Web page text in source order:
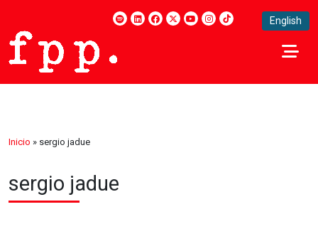
English
Inicio » sergio jadue
sergio jadue